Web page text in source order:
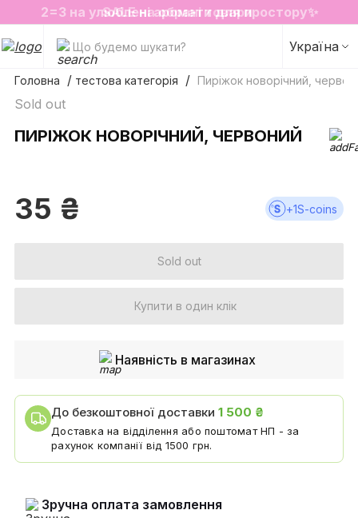
2=3 на улюблені аромати для простору✨
SALE на обрані товари
Що будемо шукати? Україна
Головна тестова категорія Пиріжок новорічний,
Sold out
ПИРІЖОК НОВОРІЧНИЙ, ЧЕРВОНИЙ
35 ₴ +1S-coins
Sold out
Купити в один клік
Наявність в магазинах
До безкоштовної доставки1 500 ₴
Доставка на відділення або поштомат НП - за
рахунок компанії від 1500 грн.
Зручна оплата замовлення